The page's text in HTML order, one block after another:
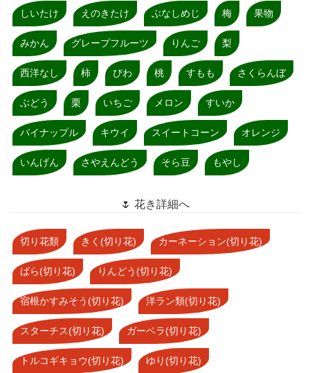
しいたけ えのきたけ ぶなしめじ 梅 果物
みかん グレープフルーツ りんご 梨
西洋なし 柿 びわ 桃 すもも さくらんぼ
ぶどう 栗 いちご メロン すいか
パイナップル キウイ スイートコーン オレンジ
いんげん さやえんどう そら豆 もやし
🌷 花き詳細へ
切り花類 きく(切り花) カーネーション(切り花)
ばら(切り花) りんどう(切り花)
宿根かすみそう(切り花) 洋ラン類(切り花)
スターチス(切り花) ガーベラ(切り花)
トルコギキョウ(切り花) ゆり(切り花)